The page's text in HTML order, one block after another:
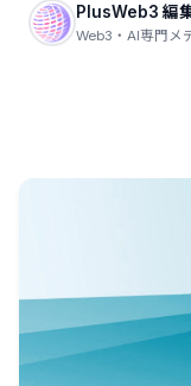
PlusWeb3 編
Web3・AI専門メ